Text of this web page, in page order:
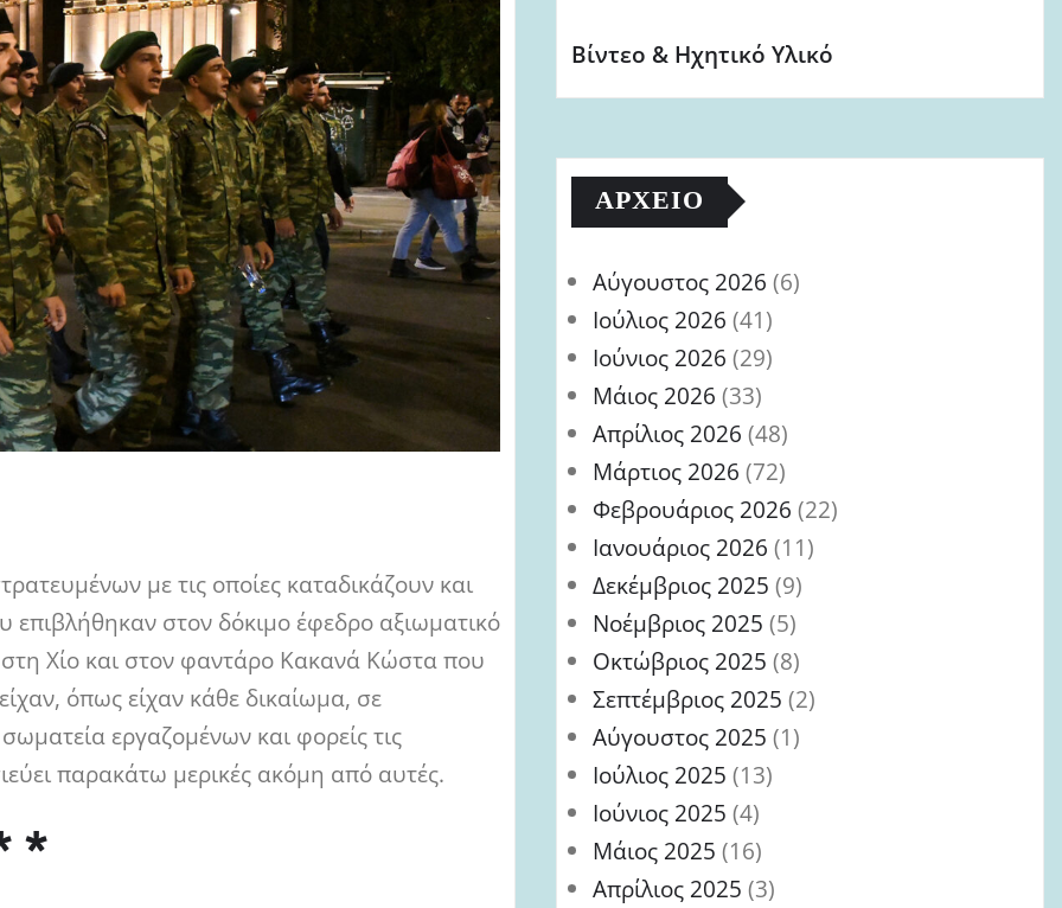
με τις οποίες καταδικάζουν και
επιβλήθηκαν στον δόκιμο έφεδρο αξιωματικό
Χίο και στον φαντάρο Κακανά Κώστα που
όπως είχαν κάθε δικαίωμα, σε
εργαζομένων και φορείς τις
παρακάτω μερικές ακόμη από αυτές.
*
Βίντεο & Ηχητικό Υλικό
ΑΡΧΕΊΟ
Αύγουστος 2026 (6)
Ιούλιος 2026 (41)
Ιούνιος 2026 (29)
Μάιος 2026 (33)
Απρίλιος 2026 (48)
Μάρτιος 2026 (72)
Φεβρουάριος 2026 (22)
Ιανουάριος 2026 (11)
Δεκέμβριος 2025 (9)
Νοέμβριος 2025 (5)
Οκτώβριος 2025 (8)
Σεπτέμβριος 2025 (2)
Αύγουστος 2025 (1)
Ιούλιος 2025 (13)
Ιούνιος 2025 (4)
Μάιος 2025 (16)
Απρίλιος 2025 (3)